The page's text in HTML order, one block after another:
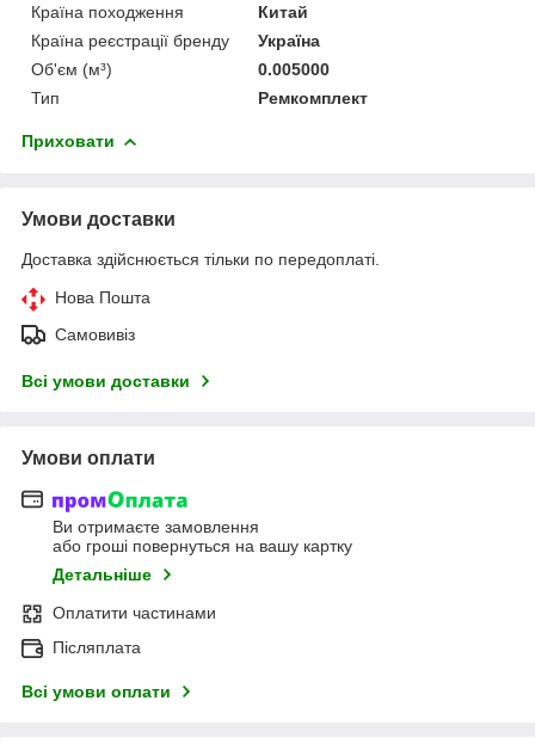
Країна походження
Китай
Країна реєстрації бренду
Україна
Об'єм (м³)
0.005000
Тип
Ремкомплект
Приховати
Умови доставки
Доставка здійснюється тільки по передоплаті.
Нова Пошта
Самовивіз
Всі умови доставки
Умови оплати
Ви отримаєте замовлення
або гроші повернуться на вашу картку
Детальніше
Оплатити частинами
Післяплата
Всі умови оплати